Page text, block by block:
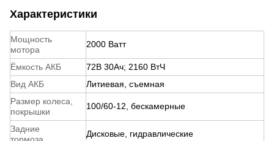
Характеристики
Мощность
мотора
2000 Ватт
Ёмкость АКБ
72В 30Ач; 2160 ВтЧ
Вид АКБ
Литиевая, съемная
Размер колеса,
покрышки
100/60-12, бескамерные
Задние
тормоза
Дисковые, гидравлические